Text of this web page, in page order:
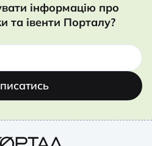
інформацію про
та івенти Порталу?